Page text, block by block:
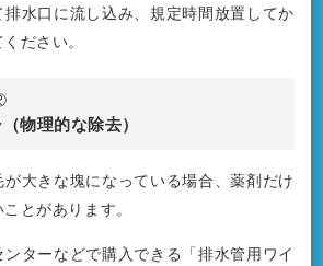
水口に流し込み、規定時間放置してか
ださい。
物理的な除去）
大きな塊になっている場合、薬剤だけ
とがあります。
ターなどで購入できる「排水管用ワイ